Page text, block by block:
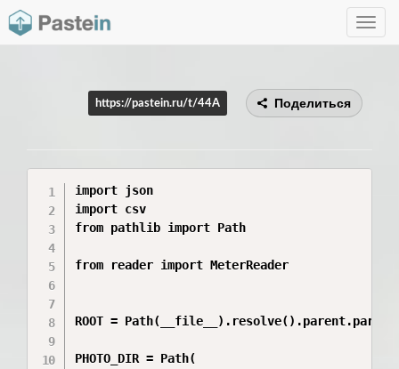
Toggle
https://pastein.ru/t/44A Поделиться
import json
import csv
from pathlib import Path
from reader import MeterReader
ROOT = Path(__file__).resolve().parent.parent
PHOTO_DIR = Path(